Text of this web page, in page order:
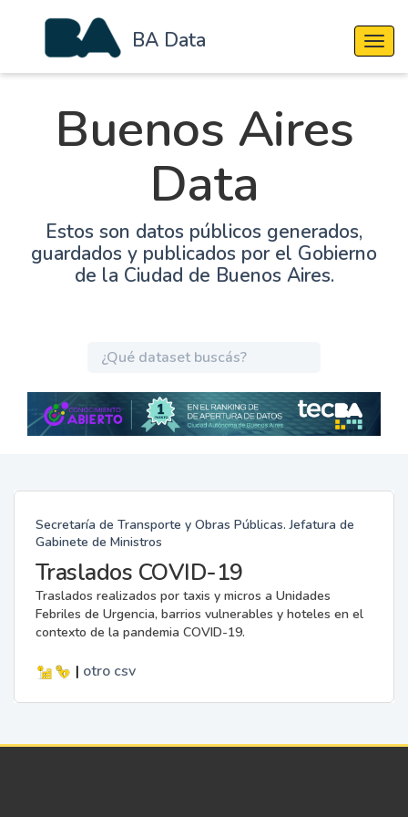
BA Data
Buenos Aires
Data
Estos son datos públicos generados,
guardados y publicados por el Gobierno
de la Ciudad de Buenos Aires.
Secretaría de Transporte y Obras Públicas. Jefatura de
Gabinete de Ministros
Traslados COVID-19
Traslados realizados por taxis y micros a Unidades
Febriles de Urgencia, barrios vulnerables y hoteles en el
contexto de la pandemia COVID-19.
| otro csv